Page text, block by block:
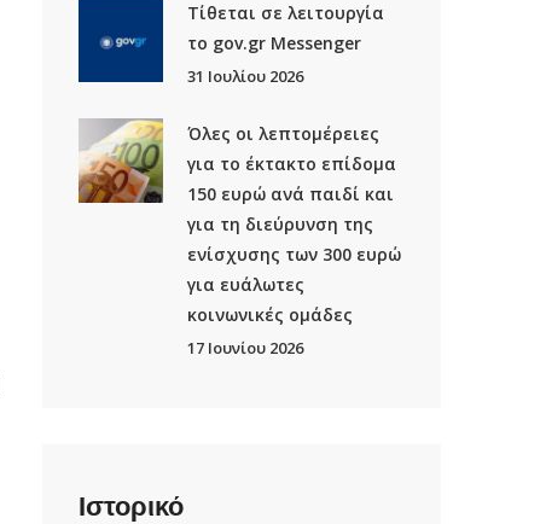
Τίθεται σε λειτουργία
το gov.gr Μessenger
31 Ιουλίου 2026
Όλες οι λεπτομέρειες
για το έκτακτο επίδομα
150 ευρώ ανά παιδί και
για τη διεύρυνση της
ενίσχυσης των 300 ευρώ
για ευάλωτες
κοινωνικές ομάδες
17 Ιουνίου 2026
Ιστορικό